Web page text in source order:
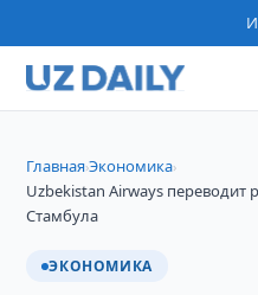
Главная›Экономика›
Uzbekistan Airways переводит
Стамбула
ЭКОНОМИКА